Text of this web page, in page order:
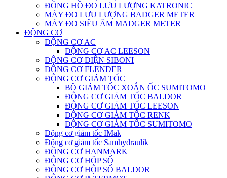
ĐỒNG HỒ ĐO LƯU LƯỢNG KATRONIC
MÁY ĐO LƯU LƯỢNG BADGER METER
MÁY ĐO SIÊU ÂM MADGER METER
ĐỘNG CƠ
ĐỘNG CƠ AC
ĐỘNG CƠ AC LEESON
ĐỘNG CƠ ĐIỆN SIBONI
ĐỘNG CƠ FLENDER
ĐỘNG CƠ GIẢM TỐC
BỘ GIẢM TỐC XOẮN ỐC SUMITOMO
ĐỘNG CƠ GIẢM TỐC BALDOR
ĐỘNG CƠ GIẢM TỐC LEESON
ĐỘNG CƠ GIẢM TỐC RENK
ĐỘNG CƠ GIẢM TỐC SUMITOMO
Động cơ giảm tốc IMak
Động cơ giảm tốc Samhydraulik
ĐỘNG CƠ HANMARK
ĐỘNG CƠ HỘP SỐ
ĐỘNG CƠ HỘP SỐ BALDOR